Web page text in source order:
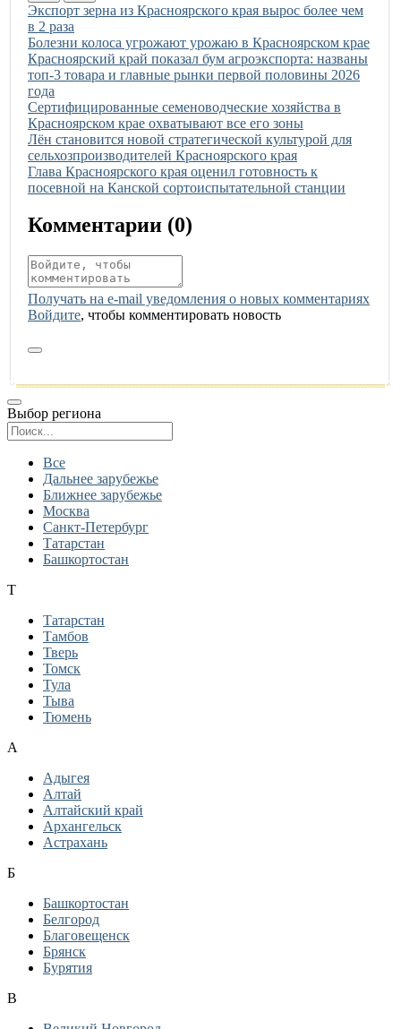
Иллюстрация новости
Экспорт зерна из Красноярского края вырос более чем
в 2 раза
Иллюстрация новости
Болезни колоса угрожают урожаю в Красноярском крае
Иллюстрация новости
Красноярский край показал бум агроэкспорта: названы
топ-3 товара и главные рынки первой половины 2026
года
Иллюстрация новости
Сертифицированные семеноводческие хозяйства в
Красноярском крае охватывают все его зоны
Иллюстрация новости
Лён становится новой стратегической культурой для
сельхозпроизводителей Красноярского края
Иллюстрация новости
Глава Красноярского края оценил готовность к
посевной на Канской сортоиспытательной станции
Комментарии (0)
Получать на e‑mail уведомления о новых комментариях
Войдите, чтобы комментировать новость
Выбор региона
Все
Дальнее зарубежье
Ближнее зарубежье
Москва
Санкт-Петербург
Татарстан
Башкортостан
Т
Татарстан
Тамбов
Тверь
Томск
Тула
Тыва
Тюмень
А
Адыгея
Алтай
Алтайский край
Архангельск
Астрахань
Б
Башкортостан
Белгород
Благовещенск
Брянск
Бурятия
В